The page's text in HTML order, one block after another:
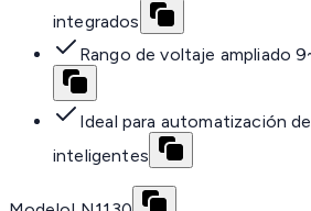
integrados
Rango de voltaje ampliado
Ideal para automatización
inteligentes